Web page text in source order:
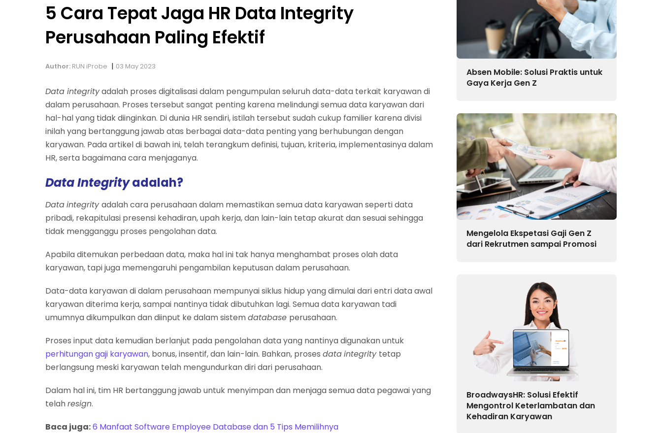
5 Cara Tepat Jaga HR Data Integrity
Perusahaan Paling Efektif
Author: RUN iProbe | 03 May 2023
Data integrityadalah proses digitalisasi dalam pengumpulan seluruh data-data terkait karyawan di
dalam perusahaan. Proses tersebut sangat penting karena melindungi semua data karyawan dari
hal-hal yang tidak diinginkan. Di dunia HR sendiri, istilah tersebut sudah cukup familier karena divisi
inilah yang bertanggung jawab atas berbagai data-data penting yang berhubungan dengan
karyawan. Pada artikel di bawah ini, telah terangkum definisi, tujuan, kriteria, implementasinya dalam
HR, serta bagaimana cara menjaganya.
Data Integrityadalah?
Dataintegrityadalah cara perusahaan dalam memastikan semua data karyawan seperti data
pribadi, rekapitulasi presensi kehadiran, upah kerja, dan lain-lain tetap akurat dan sesuai sehingga
tidak mengganggu proses pengolahan data.
Apabila ditemukan perbedaan data, maka hal ini tak hanya menghambat proses olah data
karyawan, tapi juga memengaruhi pengambilan keputusan dalam perusahaan.
Data-data karyawan di dalam perusahaan mempunyai siklus hidup yang dimulai dari entri data awal
karyawan diterima kerja, sampai nantinya tidak dibutuhkan lagi. Semua data karyawan tadi
umumnya dikumpulkan dan diinput ke dalam sistemdatabase perusahaan.
Proses input data kemudian berlanjut pada pengolahan data yang nantinya digunakan untuk
perhitungan gaji karyawan, bonus, insentif, dan lain-lain. Bahkan, proses dataintegrity tetap
berlangsung meski karyawan telah mengundurkan diri dari perusahaan.
Dalam hal ini, tim HR bertanggung jawab untuk menyimpan dan menjaga semua data pegawai yang
telahresign.
Baca juga:6 Manfaat Software Employee Database dan 5 Tips Memilihnya
Absen Mobile: Solusi Praktis untuk
Gaya Kerja Gen Z
Mengelola Ekspetasi Gaji Gen Z
dari Rekrutmen sampai Promosi
BroadwaysHR: Solusi Efektif
Mengontrol Keterlambatan dan
Kehadiran Karyawan